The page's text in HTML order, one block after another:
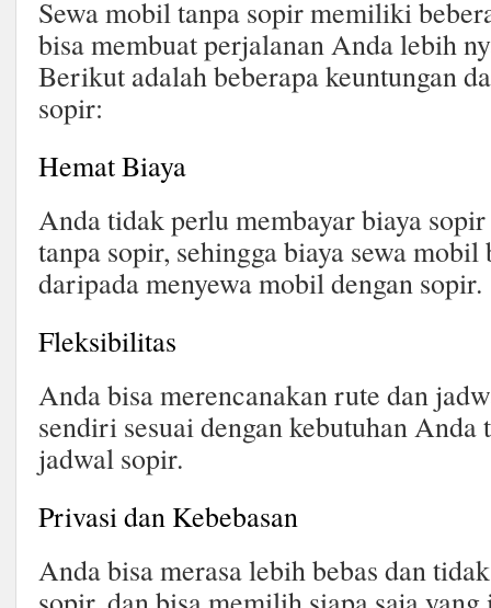
Sewa mobil tanpa sopir memiliki
bisa membuat perjalanan Anda lebih
Berikut adalah beberapa keuntungan
sopir:
Hemat Biaya
Anda tidak perlu membayar biaya
tanpa sopir, sehingga biaya sewa
daripada menyewa mobil dengan sopir.
Fleksibilitas
Anda bisa merencanakan rute dan
sendiri sesuai dengan kebutuhan
jadwal sopir.
Privasi dan Kebebasan
Anda bisa merasa lebih bebas dan